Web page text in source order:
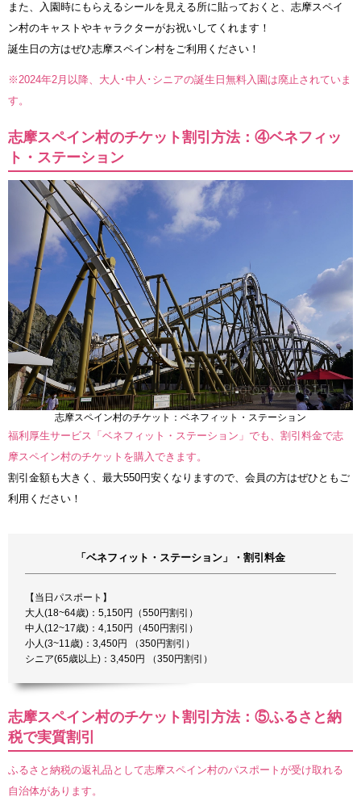
また、入園時にもらえるシールを見える所に貼っておくと、志摩スペイ
ン村のキャストやキャラクターがお祝いしてくれます！
誕生日の方はぜひ志摩スペイン村をご利用ください！
※2024年2月以降、大人･中人･シニアの誕生日無料入園は廃止されていま
す。
志摩スペイン村のチケット割引方法：④ベネフィッ
ト・ステーション
志摩スペイン村のチケット：ベネフィット・ステーション
福利厚生サービス「ベネフィット・ステーション」でも、割引料金で志
摩スペイン村のチケットを購入できます。
割引金額も大きく、最大550円安くなりますので、会員の方はぜひともご
利用ください！
「ベネフィット・ステーション」・割引料金
【当日パスポート】
大人(18~64歳)：5,150円（550円割引）
中人(12~17歳)：4,150円（450円割引）
小人(3~11歳)：3,450円 （350円割引）
シニア(65歳以上)：3,450円 （350円割引）
志摩スペイン村のチケット割引方法：⑤ふるさと納
税で実質割引
ふるさと納税の返礼品として志摩スペイン村のパスポートが受け取れる
自治体があります。